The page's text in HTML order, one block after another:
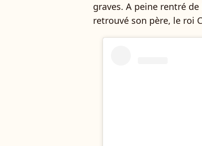
graves. A peine rentré
retrouvé son père, le roi